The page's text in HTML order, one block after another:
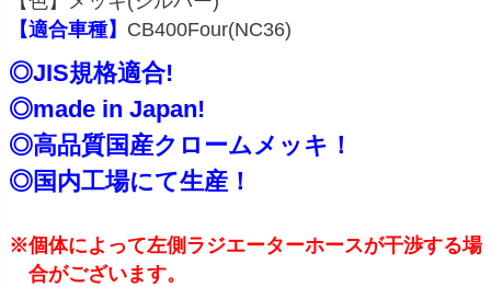
【適合車種】 CB400Four(NC36)
◎JIS規格適合!
◎made in Japan!
◎高品質国産クロームメッキ！
◎国内工場にて生産！
※個体によって左側ラジエーターホースが干渉する場
合がございます。